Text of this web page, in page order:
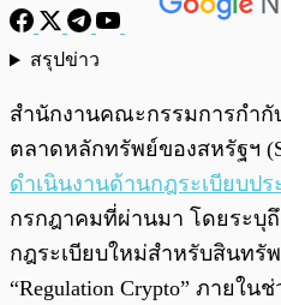
สรุปข่าว
สำนักงานคณะกรรมการกำ
ตลาดหลักทรัพย์ของสหรัฐฯ
ดำเนินงานด้านกฎระเบียบปร
กรกฎาคมที่ผ่านมา โดยระบุ
กฎระเบียบใหม่สำหรับสินทรั
“Regulation Crypto” ภายใ